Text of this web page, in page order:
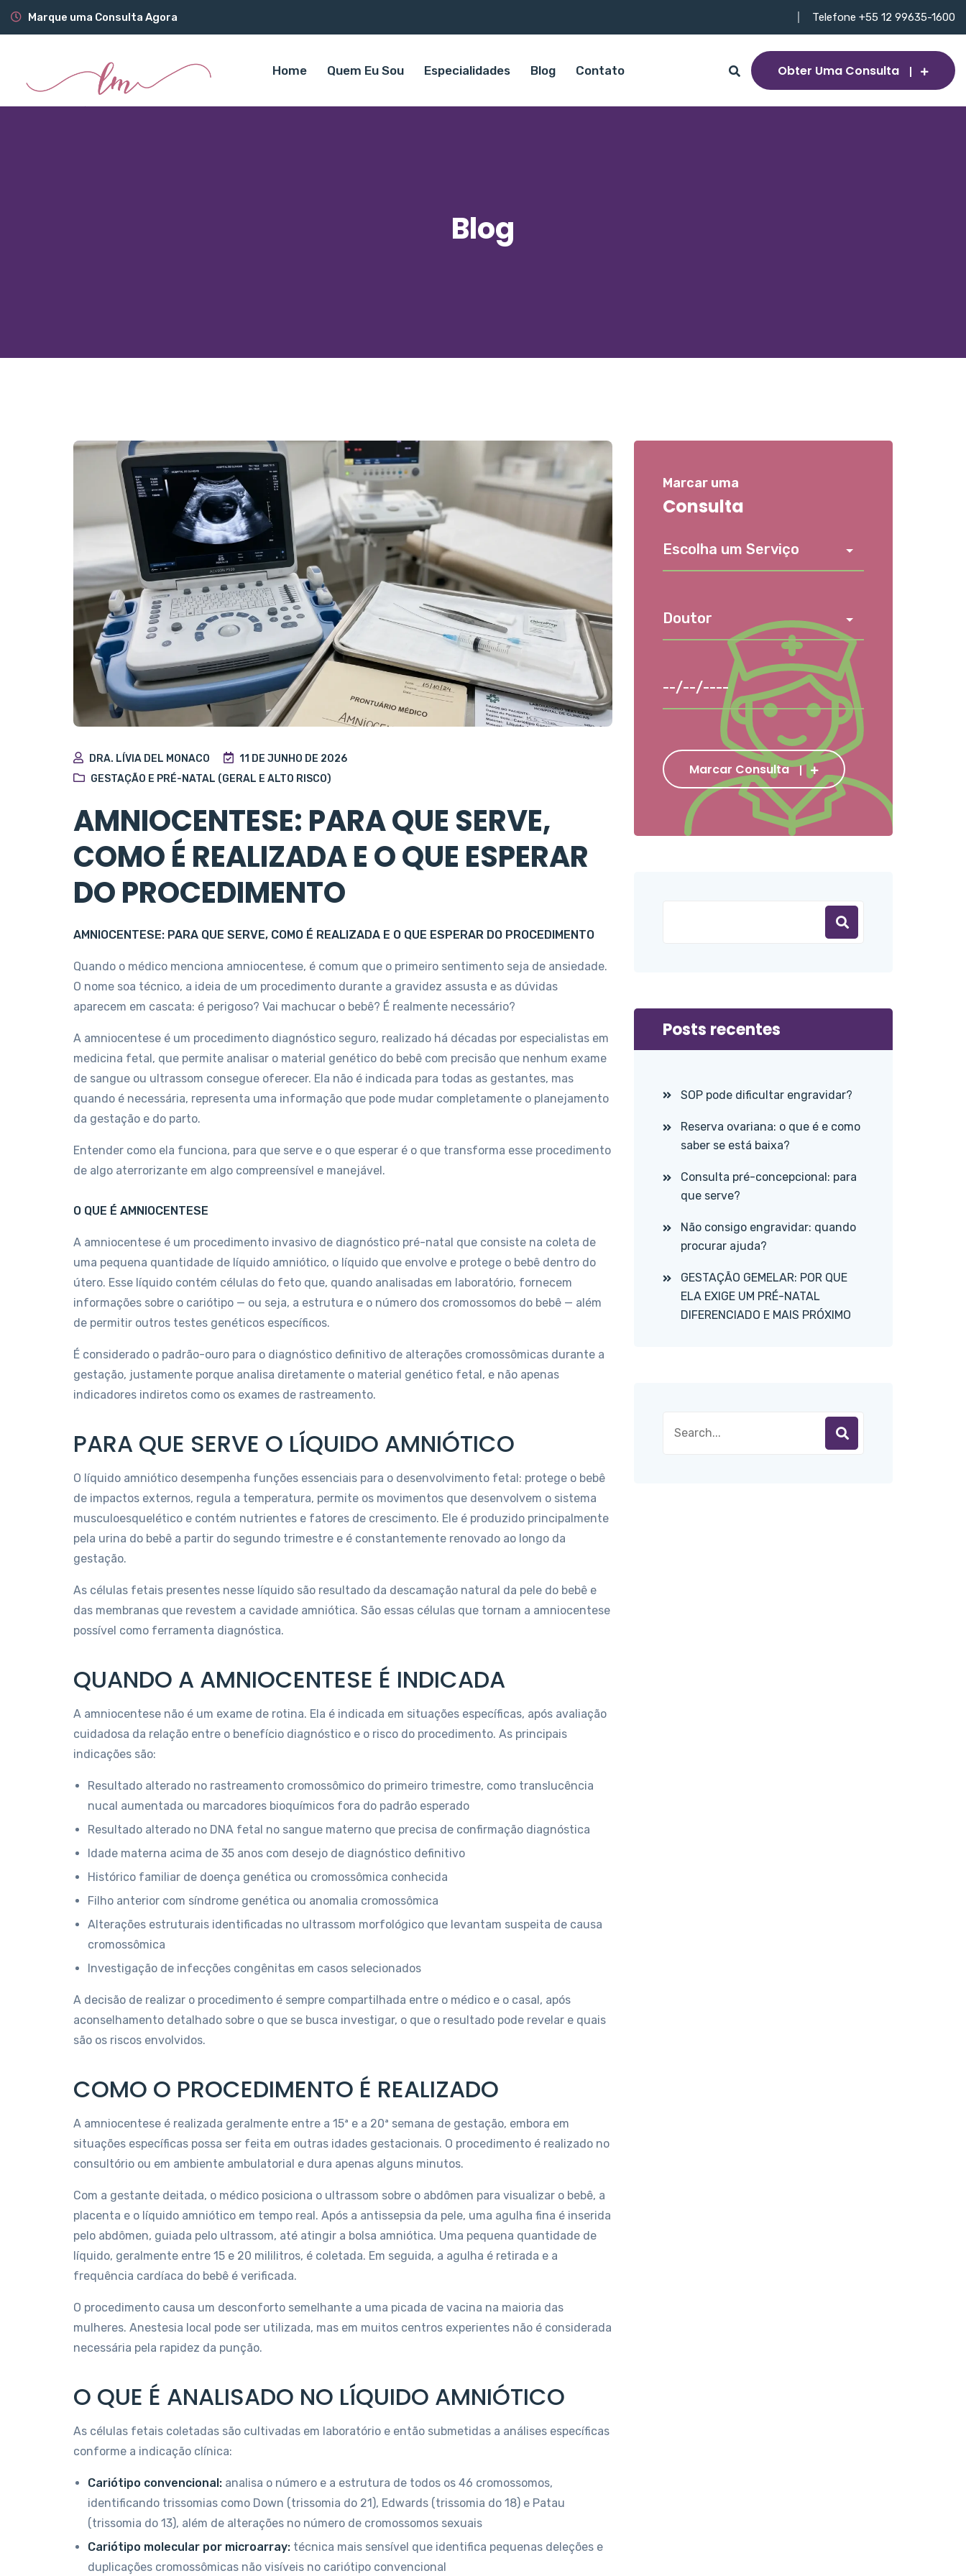
Marque uma Consulta Agora Telefone +55 12 99635-1600
Home Quem Eu Sou Especialidades Blog Contato Obter Uma Consulta
Blog
DRA. LÍVIA DEL MONACO
11 DE JUNHO DE 2026
GESTAÇÃO E PRÉ-NATAL (GERAL E ALTO RISCO)
AMNIOCENTESE: PARA QUE SERVE,
COMO É REALIZADA E O QUE ESPERAR
DO PROCEDIMENTO
AMNIOCENTESE: PARA QUE SERVE, COMO É REALIZADA E O QUE ESPERAR DO PROCEDIMENTO
Quando o médico menciona amniocentese, é comum que o primeiro sentimento seja de ansiedade.
O nome soa técnico, a ideia de um procedimento durante a gravidez assusta e as dúvidas
aparecem em cascata: é perigoso? Vai machucar o bebê? É realmente necessário?
A amniocentese é um procedimento diagnóstico seguro, realizado há décadas por especialistas em
medicina fetal, que permite analisar o material genético do bebê com precisão que nenhum exame
de sangue ou ultrassom consegue oferecer. Ela não é indicada para todas as gestantes, mas
quando é necessária, representa uma informação que pode mudar completamente o planejamento
da gestação e do parto.
Entender como ela funciona, para que serve e o que esperar é o que transforma esse procedimento
de algo aterrorizante em algo compreensível e manejável.
O QUE É AMNIOCENTESE
A amniocentese é um procedimento invasivo de diagnóstico pré-natal que consiste na coleta de
uma pequena quantidade de líquido amniótico, o líquido que envolve e protege o bebê dentro do
útero. Esse líquido contém células do feto que, quando analisadas em laboratório, fornecem
informações sobre o cariótipo — ou seja, a estrutura e o número dos cromossomos do bebê — além
de permitir outros testes genéticos específicos.
É considerado o padrão-ouro para o diagnóstico definitivo de alterações cromossômicas durante a
gestação, justamente porque analisa diretamente o material genético fetal, e não apenas
indicadores indiretos como os exames de rastreamento.
PARA QUE SERVE O LÍQUIDO AMNIÓTICO
O líquido amniótico desempenha funções essenciais para o desenvolvimento fetal: protege o bebê
de impactos externos, regula a temperatura, permite os movimentos que desenvolvem o sistema
musculoesquelético e contém nutrientes e fatores de crescimento. Ele é produzido principalmente
pela urina do bebê a partir do segundo trimestre e é constantemente renovado ao longo da
gestação.
As células fetais presentes nesse líquido são resultado da descamação natural da pele do bebê e
das membranas que revestem a cavidade amniótica. São essas células que tornam a amniocentese
possível como ferramenta diagnóstica.
QUANDO A AMNIOCENTESE É INDICADA
A amniocentese não é um exame de rotina. Ela é indicada em situações específicas, após avaliação
cuidadosa da relação entre o benefício diagnóstico e o risco do procedimento. As principais
indicações são:
Resultado alterado no rastreamento cromossômico do primeiro trimestre, como translucência
nucal aumentada ou marcadores bioquímicos fora do padrão esperado
Resultado alterado no DNA fetal no sangue materno que precisa de confirmação diagnóstica
Idade materna acima de 35 anos com desejo de diagnóstico definitivo
Histórico familiar de doença genética ou cromossômica conhecida
Filho anterior com síndrome genética ou anomalia cromossômica
Alterações estruturais identificadas no ultrassom morfológico que levantam suspeita de causa
cromossômica
Investigação de infecções congênitas em casos selecionados
A decisão de realizar o procedimento é sempre compartilhada entre o médico e o casal, após
aconselhamento detalhado sobre o que se busca investigar, o que o resultado pode revelar e quais
são os riscos envolvidos.
COMO O PROCEDIMENTO É REALIZADO
A amniocentese é realizada geralmente entre a 15ª e a 20ª semana de gestação, embora em
situações específicas possa ser feita em outras idades gestacionais. O procedimento é realizado no
consultório ou em ambiente ambulatorial e dura apenas alguns minutos.
Com a gestante deitada, o médico posiciona o ultrassom sobre o abdômen para visualizar o bebê, a
placenta e o líquido amniótico em tempo real. Após a antissepsia da pele, uma agulha fina é inserida
pelo abdômen, guiada pelo ultrassom, até atingir a bolsa amniótica. Uma pequena quantidade de
líquido, geralmente entre 15 e 20 mililitros, é coletada. Em seguida, a agulha é retirada e a
frequência cardíaca do bebê é verificada.
O procedimento causa um desconforto semelhante a uma picada de vacina na maioria das
mulheres. Anestesia local pode ser utilizada, mas em muitos centros experientes não é considerada
necessária pela rapidez da punção.
O QUE É ANALISADO NO LÍQUIDO AMNIÓTICO
As células fetais coletadas são cultivadas em laboratório e então submetidas a análises específicas
conforme a indicação clínica:
Cariótipo convencional: analisa o número e a estrutura de todos os 46 cromossomos,
identificando trissomias como Down (trissomia do 21), Edwards (trissomia do 18) e Patau
(trissomia do 13), além de alterações no número de cromossomos sexuais
Cariótipo molecular por microarray: técnica mais sensível que identifica pequenas deleções e
duplicações cromossômicas não visíveis no cariótipo convencional
Marcar uma
Consulta
Marcar Consulta
Posts recentes
SOP pode dificultar engravidar?
Reserva ovariana: o que é e como
saber se está baixa?
Consulta pré-concepcional: para
que serve?
Não consigo engravidar: quando
procurar ajuda?
GESTAÇÃO GEMELAR: POR QUE
ELA EXIGE UM PRÉ-NATAL
DIFERENCIADO E MAIS PRÓXIMO